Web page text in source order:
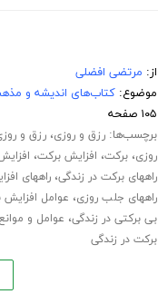
از: مرتضی افضلی
موضوع:کتاب‌های اندیشه و
۱۰۵ صفحه
برچسب‌ها:رزق و روزی،رزق و
روزی،برکت، افزایش برکت،
راههای برکت در زندگی،راههای
راههای جلب روزی، عوامل افزایش
بی برکتی در زندگی، عوامل و
برکت در زندگی